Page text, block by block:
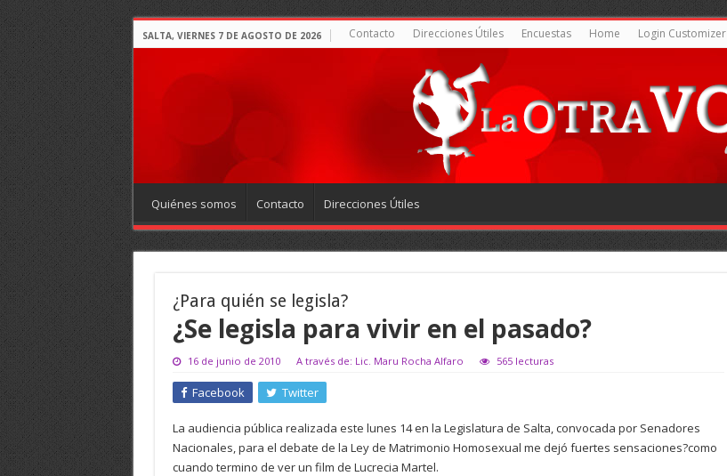
SALTA, VIERNES 7 DE AGOSTO DE 2026 Contacto Direcciones Útiles Encuestas Home Login Customizer
Quiénes somos Contacto Direcciones Útiles
¿Para quién se legisla?
¿Se legisla para vivir en el pasado?
16 de junio de 2010 A través de: Lic. Maru Rocha Alfaro 565 lecturas
Facebook Twitter
La audiencia pública realizada este lunes 14 en la Legislatura de Salta, convocada por Senadores
Nacionales, para el debate de la Ley de Matrimonio Homosexual me dejó fuertes sensaciones?como
cuando termino de ver un film de Lucrecia Martel.